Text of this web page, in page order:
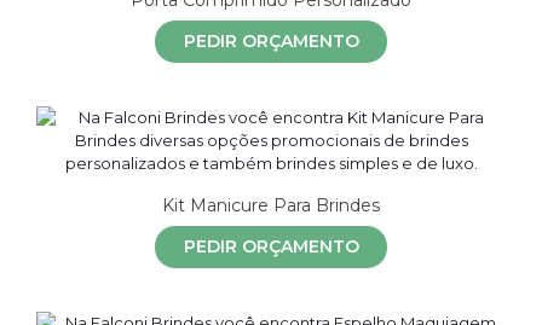
PEDIR ORÇAMENTO
Kit Manicure Para Brindes
PEDIR ORÇAMENTO